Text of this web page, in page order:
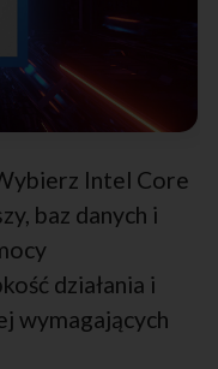
Intel Core
baz danych i
działania i
wymagających